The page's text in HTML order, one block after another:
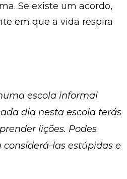
Se existe um acordo,
em que a vida respira
escola informal
dia nesta escola terás
lições. Podes
considerá-las estúpidas e